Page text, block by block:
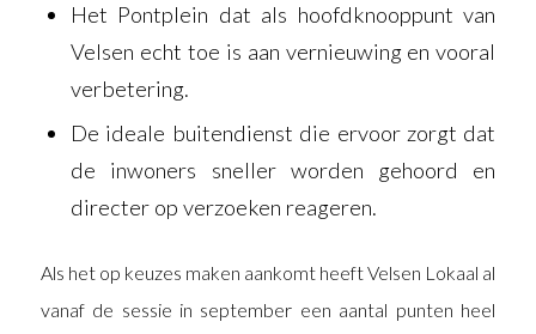
Het Pontplein dat als hoofdknooppunt van
Velsen echt toe is aan vernieuwing en vooral
verbetering.
De ideale buitendienst die ervoor zorgt dat
de inwoners sneller worden gehoord en
directer op verzoeken reageren.
Als het op keuzes maken aankomt heeft Velsen Lokaal al
vanaf de sessie in september een aantal punten heel